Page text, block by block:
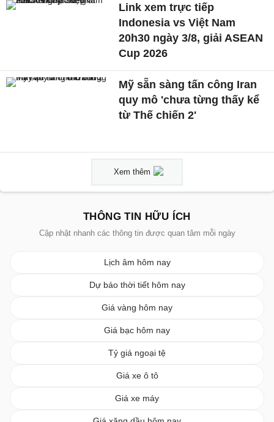
Link xem trực tiếp
Indonesia vs Việt Nam
20h30 ngày 3/8, giải ASEAN
Cup 2026
Mỹ sẵn sàng tấn công Iran
quy mô 'chưa từng thấy kể
từ Thế chiến 2'
Xem thêm
THÔNG TIN HỮU ÍCH
Cập nhật nhanh các thông tin được quan tâm mỗi ngày
Lịch âm hôm nay
Dự báo thời tiết hôm nay
Giá vàng hôm nay
Giá bạc hôm nay
Tỷ giá ngoại tệ
Giá xe ô tô
Giá xe máy